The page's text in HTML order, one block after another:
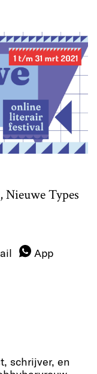
Nieuwe Types
App
schrijver, en